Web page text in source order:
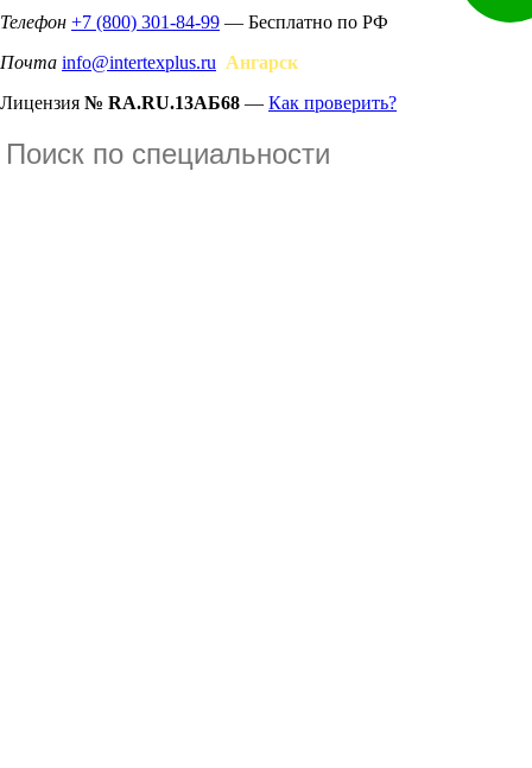
Телефон +7 (800) 301-84-99 — Бесплатно по РФ
Почта info@intertexplus.ru Ангарск
Лицензия № RA.RU.13АБ68 — Как проверить?